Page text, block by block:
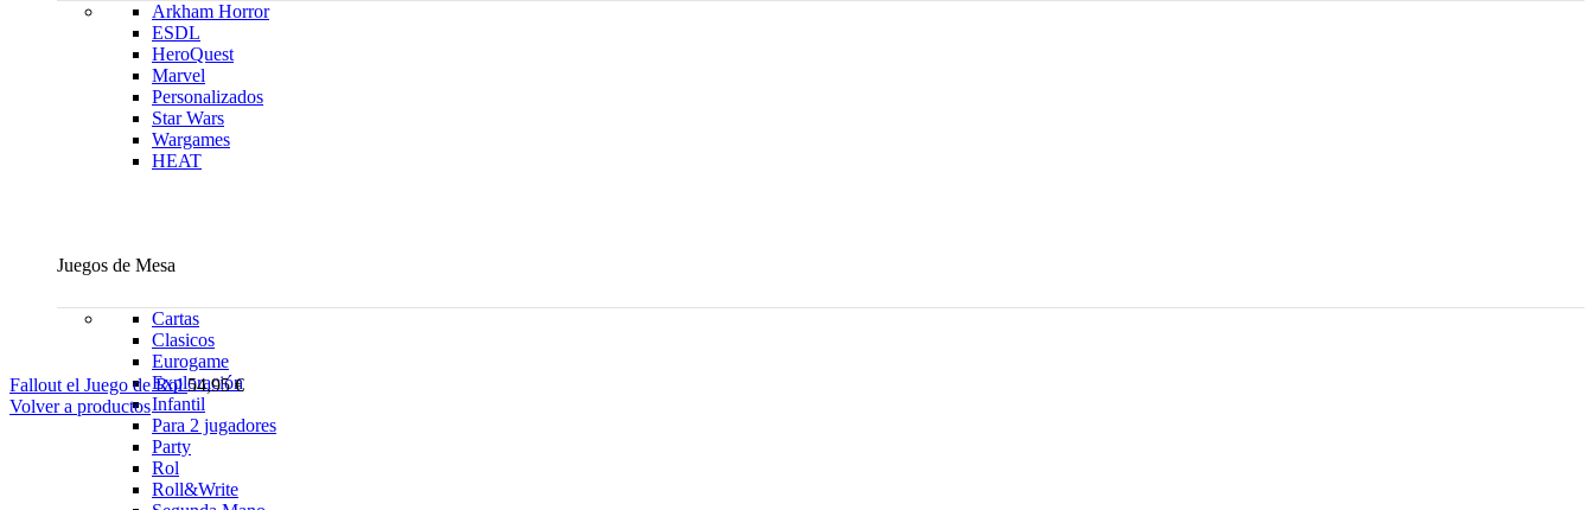
Arkham Horror
ESDL
HeroQuest
Marvel
Personalizados
Star Wars
Wargames
HEAT
Juegos de Mesa
Cartas
Clasicos
Eurogame
Exploración
Infantil
Para 2 jugadores
Party
Rol
Roll&Write
Fallout el Juego de Rol54,95€
Volver a productos